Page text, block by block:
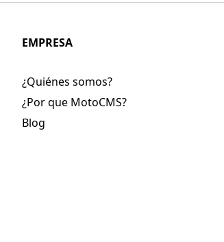
EMPRESA
¿Quiénes somos?
¿Por que MotoCMS?
Blog